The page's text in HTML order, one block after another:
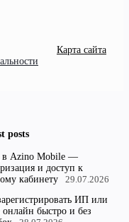
Карта сайта
posts
в Azino Mobile —
и доступ к
кабинету
29.07.2026
ИП или
быстро и без